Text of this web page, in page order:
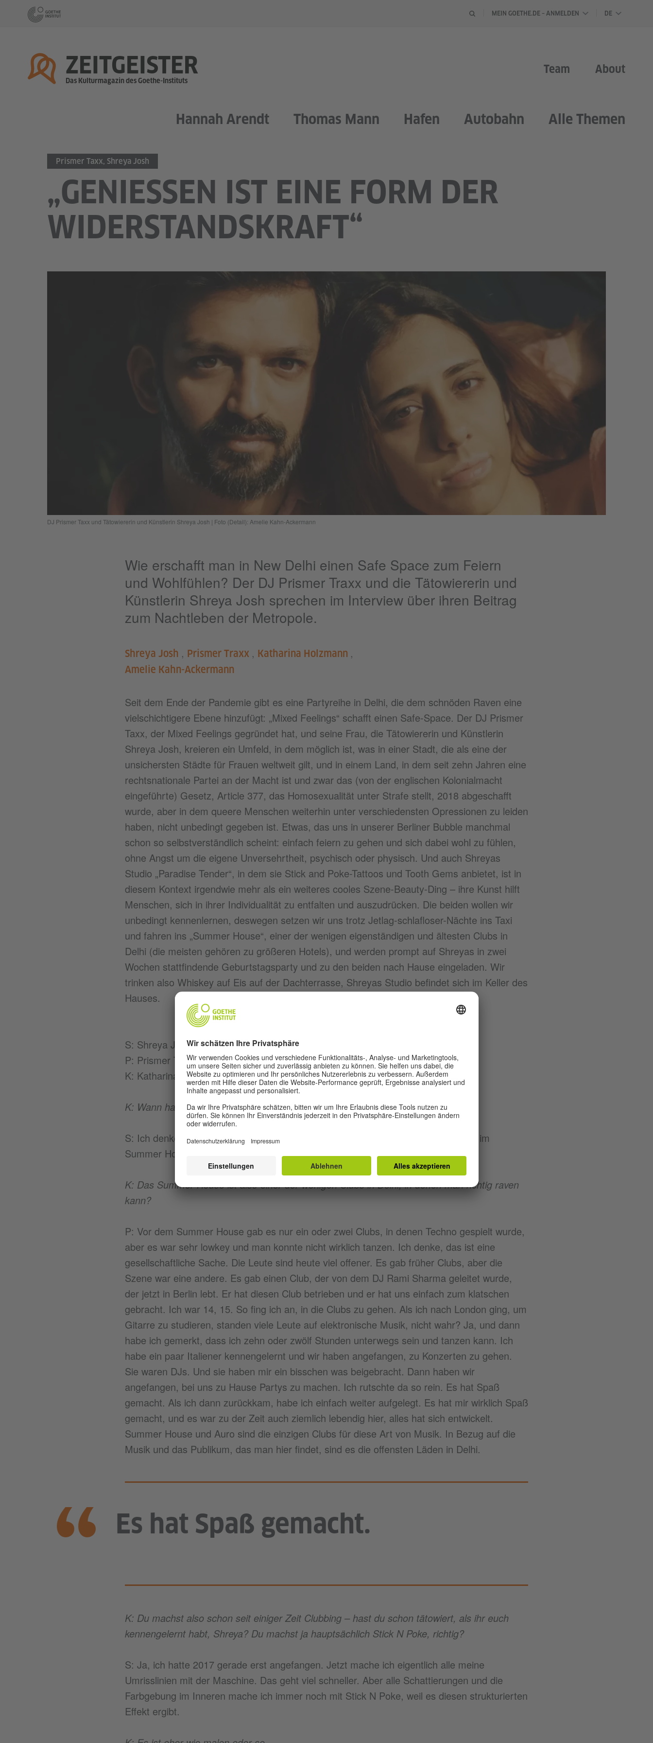
MEIN GOETHE.DE – ANMELDEN DE
Startseite
ZEITGEISTER
Das Kulturmagazin des Goethe-Instituts
Team About
Hannah Arendt Thomas Mann Hafen Autobahn Alle Themen
Prismer Taxx, Shreya Josh
„GENIESSEN IST EINE FORM DER W
IDERSTANDSKRAFT“
DJ Prismer Taxx und Tätowiererin und Künstlerin Shreya Josh | Foto (Detail): Amelie Kahn-Ackermann
Wie erschafft man in New Delhi einen Safe Space zum Feiern
und Wohlfühlen? Der DJ Prismer Traxx und die Tätowiererin und
Künstlerin Shreya Josh sprechen im Interview über ihren Beitrag
zum Nachtleben der Metropole.
Shreya Josh , Prismer Traxx , Katharina Holzmann ,
Amelie Kahn-Ackermann
Seit dem Ende der Pandemie gibt es eine Partyreihe in Delhi, die dem schnöden Raven eine
vielschichtigere Ebene hinzufügt: „Mixed Feelings“ schafft einen Safe-Space. Der DJ Prismer
Taxx, der Mixed Feelings gegründet hat, und seine Frau, die Tätowiererin und Künstlerin
Shreya Josh, kreieren ein Umfeld, in dem möglich ist, was in einer Stadt, die als eine der
unsichersten Städte für Frauen weltweit gilt, und in einem Land, in dem seit zehn Jahren eine
rechtsnationale Partei an der Macht ist und zwar das (von der englischen Kolonialmacht
eingeführte) Gesetz, Article 377, das Homosexualität unter Strafe stellt, 2018 abgeschafft
wurde, aber in dem queere Menschen weiterhin unter verschiedensten Opressionen zu leiden
haben, nicht unbedingt gegeben ist. Etwas, das uns in unserer Berliner Bubble manchmal
schon so selbstverständlich scheint: einfach feiern zu gehen und sich dabei wohl zu fühlen,
ohne Angst um die eigene Unversehrtheit, psychisch oder physisch. Und auch Shreyas
Studio „Paradise Tender“, in dem sie Stick and Poke-Tattoos und Tooth Gems anbietet, ist in
diesem Kontext irgendwie mehr als ein weiteres cooles Szene-Beauty-Ding – ihre Kunst hilft
Menschen, sich in ihrer Individualität zu entfalten und auszudrücken. Die beiden wollen wir
unbedingt kennenlernen, deswegen setzen wir uns trotz Jetlag-schlafloser-Nächte ins Taxi
und fahren ins „Summer House“, einer der wenigen eigenständigen und ältesten Clubs in
Delhi (die meisten gehören zu größeren Hotels), und werden prompt auf Shreyas in zwei
Wochen stattfindende Geburtstagsparty und zu den beiden nach Hause eingeladen. Wir
trinken also Whiskey auf Eis auf der Dachterrasse, Shreyas Studio befindet sich im Keller des
Hauses.
S: Shreya Josh
P: Prismer Taxx
K: Katharina Holzmann
K: Wann habt ihr euch kennengelernt?
S: Ich denke, 2017, 2018. Wir waren nur Bekannte. Wir haben uns beim Clubbing im
Summer House kennengelernt.
K: Das Summer House ist also einer der wenigen Clubs in Delhi, in denen man richtig raven
kann?
P: Vor dem Summer House gab es nur ein oder zwei Clubs, in denen Techno gespielt wurde,
aber es war sehr lowkey und man konnte nicht wirklich tanzen. Ich denke, das ist eine
gesellschaftliche Sache. Die Leute sind heute viel offener. Es gab früher Clubs, aber die
Szene war eine andere. Es gab einen Club, der von dem DJ Rami Sharma geleitet wurde,
der jetzt in Berlin lebt. Er hat diesen Club betrieben und er hat uns einfach zum klatschen
gebracht. Ich war 14, 15. So fing ich an, in die Clubs zu gehen. Als ich nach London ging, um
Gitarre zu studieren, standen viele Leute auf elektronische Musik, nicht wahr? Ja, und dann
habe ich gemerkt, dass ich zehn oder zwölf Stunden unterwegs sein und tanzen kann. Ich
habe ein paar Italiener kennengelernt und wir haben angefangen, zu Konzerten zu gehen.
Sie waren DJs. Und sie haben mir ein bisschen was beigebracht. Dann haben wir
angefangen, bei uns zu Hause Partys zu machen. Ich rutschte da so rein. Es hat Spaß
gemacht. Als ich dann zurückkam, habe ich einfach weiter aufgelegt. Es hat mir wirklich Spaß
gemacht, und es war zu der Zeit auch ziemlich lebendig hier, alles hat sich entwickelt.
Summer House und Auro sind die einzigen Clubs für diese Art von Musik. In Bezug auf die
Musik und das Publikum, das man hier findet, sind es die offensten Läden in Delhi.
Es hat Spaß gemacht.
K: Du machst also schon seit einiger Zeit Clubbing – hast du schon tätowiert, als ihr euch
kennengelernt habt, Shreya? Du machst ja hauptsächlich Stick N Poke, richtig?
S: Ja, ich hatte 2017 gerade erst angefangen. Jetzt mache ich eigentlich alle meine
Umrisslinien mit der Maschine. Das geht viel schneller. Aber alle Schattierungen und die
Farbgebung im Inneren mache ich immer noch mit Stick N Poke, weil es diesen strukturierten
Effekt ergibt.